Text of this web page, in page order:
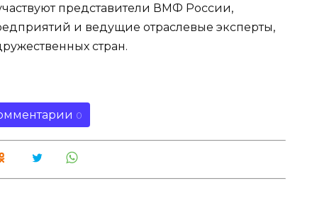
представители ВМФ России,
и ведущие отраслевые эксперты,
стран.
0